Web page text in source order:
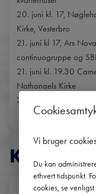
20. juni kl. 17,
Kirke, Vesterbro
21. juni kl 17, Ars
continuogruppe og
21. juni kl. 19.30
Nathanaels Kirke
21. juni kl. 21, Love in
DATO
Vi bruger
Du kan
ethvert tidspunkt.
cookies, se